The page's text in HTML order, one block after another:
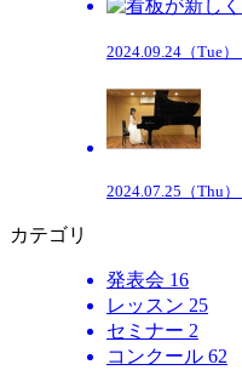
2024.09.24（Tue）
2024.07.25（Thu）
カテゴリ
発表会 16
レッスン 25
セミナー 2
コンクール 62